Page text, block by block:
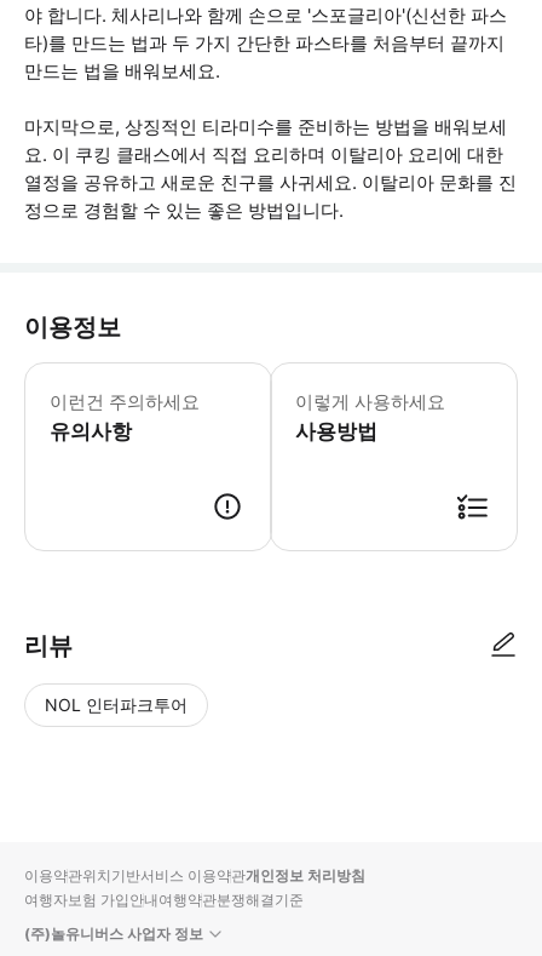
야 합니다. 체사리나와 함께 손으로 '스포글리아'(신선한 파스
타)를 만드는 법과 두 가지 간단한 파스타를 처음부터 끝까지
만드는 법을 배워보세요.
마지막으로, 상징적인 티라미수를 준비하는 방법을 배워보세
요. 이 쿠킹 클래스에서 직접 요리하며 이탈리아 요리에 대한
열정을 공유하고 새로운 친구를 사귀세요. 이탈리아 문화를 진
정으로 경험할 수 있는 좋은 방법입니다.
이용정보
이런건 주의하세요
유의사항
쿠킹 클래스 진행 동안 서 있어야 하
이렇게 사용하세요
사용방법
리뷰
NOL 인터파크투어
입니
다.
순
상
이용약관위치기반서비스 이용약관개인정보 처리방침
여행자보험 가입안내여행약관분쟁해결기준
(주)놀유니버스 사업자 정보